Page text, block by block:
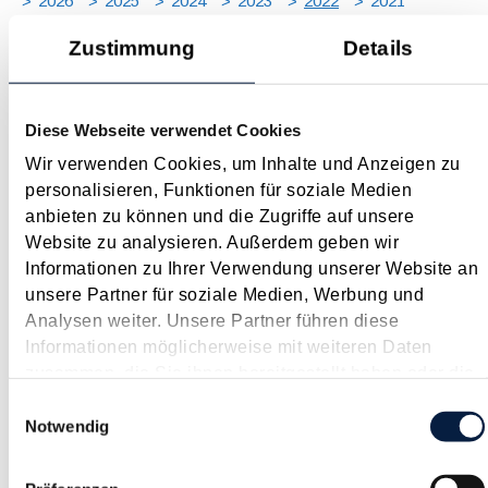
Zustimmung Details
Diese Webseite verwendet Cookies
Wir verwenden Cookies, um Inhalte und Anzeigen zu
personalisieren, Funktionen für soziale Medien
anbieten zu können und die Zugriffe auf unsere
Website zu analysieren. Außerdem geben wir
Informationen zu Ihrer Verwendung unserer Website an
unsere Partner für soziale Medien, Werbung und
Analysen weiter. Unsere Partner führen diese
Informationen möglicherweise mit weiteren Daten
haben.
Notwendig
FEB MÄR JUN
COVID-19 - Update 2022
Auch Anfang 2022 ist die COVID-19-Krise noch nicht
ausgestanden und durch "Omikron" scheint das letzte Wort
leider noch nicht gesprochen zu sein. Ende 2021 ist es bei den
Wegen zur Bekämpfung der wirtschaftlichen Folgen der
Corona-Krise zu Neuerungen und Verlängerungen von...
Langtext
empfehlen drucken
Arbeitsplatzpauschale für Selbständige